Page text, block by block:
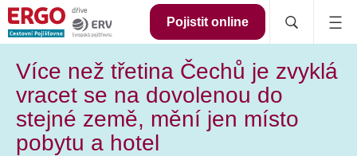
Pojistit online
Více než třetina Čechů je zvyklá
vracet se na dovolenou do
stejné země, mění jen místo
pobytu a hotel